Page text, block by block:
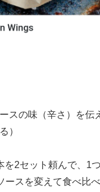
スの味（辛さ）を伝
）
を2セット頼んで、1
ースを変えて食べ比